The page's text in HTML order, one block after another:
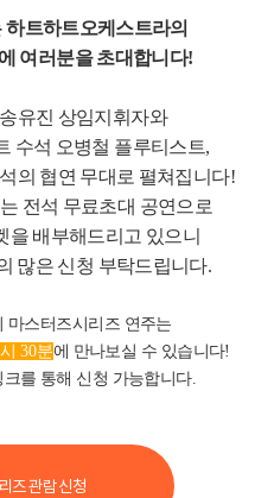
트하트오케스트라의
여러분을 초대합니다!
유진 상임지휘자와
수석 오병철 플루티스트,
의 협연 무대로 펼쳐집니다!
는 전석 무료초대 공연으로
을 배부해드리고 있으니
많은 신청 부탁드립니다.
마스터즈시리즈 연주는
시30분에 만나보실 수 있습니다!
를 통해 신청 가능합니다.
즈 관람 신청